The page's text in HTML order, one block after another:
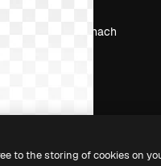
Suchst du nach
to the storing of cookies on